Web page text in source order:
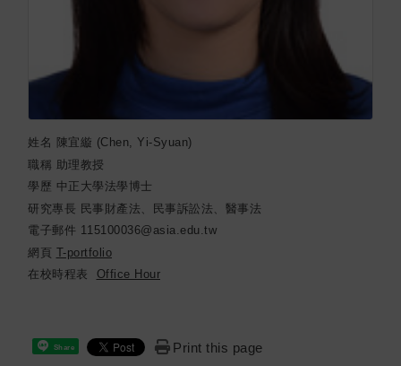
姓名 陳宜縼 (Chen, Yi-Syuan)
職稱 助理教授
學歷 中正大學法學博士
研究專長 民事財產法、民事訴訟法、醫事法
電子郵件 115100036@asia.edu.tw
網頁 T-portfolio
在校時程表
Office Hour
Share Print this page